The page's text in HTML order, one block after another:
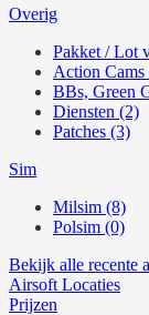
Overig
Pakket / Lot
Action Cams
BBs, Green
Diensten (2)
Patches (3)
Sim
Milsim (8)
Polsim (0)
Bekijk alle recente
Airsoft Locaties
Prijzen